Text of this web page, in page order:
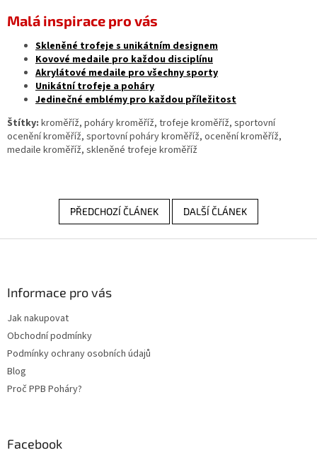
Malá inspirace pro vás
Skleněné trofeje s unikátním designem
Kovové medaile pro každou disciplínu
Akrylátové medaile pro všechny sporty
Unikátní trofeje a poháry
Jedinečné emblémy pro každou příležitost
Štítky: kroměříž, poháry kroměříž, trofeje kroměříž, sportovní
ocenění kroměříž, sportovní poháry kroměříž, ocenění kroměříž,
medaile kroměříž, skleněné trofeje kroměříž
PŘEDCHOZÍ ČLÁNEK DALŠÍ ČLÁNEK
Informace pro vás
Jak nakupovat
Obchodní podmínky
Podmínky ochrany osobních údajů
Blog
Proč PPB Poháry?
Facebook